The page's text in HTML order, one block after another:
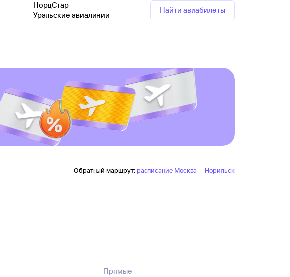
НордСтар
Уральские авиалинии
Найти авиабилеты
Обратный маршрут: расписание Москва — Норильск
Прямые